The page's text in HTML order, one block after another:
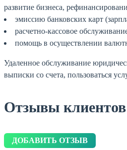
развитие бизнеса,
эмиссию банковских карт
расчетно-кассовое
помощь в осуществлении
Удаленное обслуживание
выписки со счета, пользоваться
Отзывы клиентов
ДОБАВИТЬ ОТЗЫВ